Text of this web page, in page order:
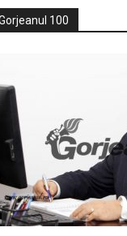
100